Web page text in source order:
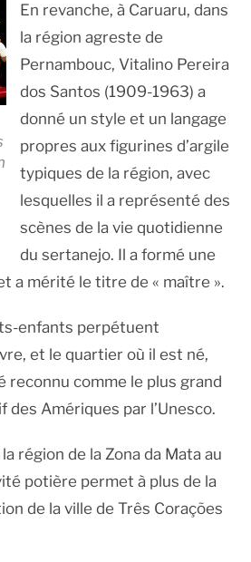
En revanche, à Caruaru, dans
la région agreste de
Pernambouc, Vitalino Pereira
dos Santos (1909-1963) a
donné un style et un langage
propres aux figurines d’argile
typiques de la région, avec
lesquelles il a représenté des
scènes de la vie quotidienne
du sertanejo. Il a formé une
a mérité le titre de « maître ».
enfants perpétuent
et le quartier où il est né,
reconnu comme le plus grand
des Amériques par l’Unesco.
région de la Zona da Mata au
potière permet à plus de la
de la ville de Três Corações